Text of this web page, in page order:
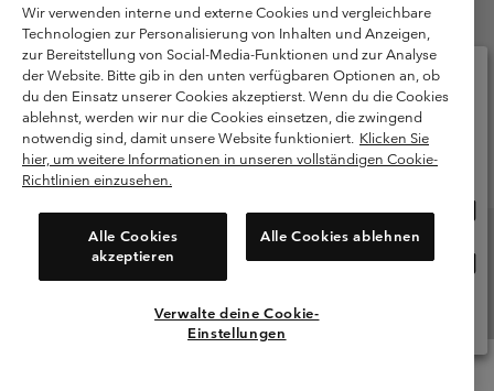
Nutzungsbedingungen Für Nutzergenerierte Inhalte
Impressum
Cookies
Public CBCR
Kundenservice: Mo- Fr. 9:00 - 13:00 & 14:00- 18:00 Uhr
(+)498912081004
Wir verwenden interne und externe Cookies und vergleichbare
Technologien zur Personalisierung von Inhalten und Anzeigen,
zur Bereitstellung von Social-Media-Funktionen und zur Analyse
der Website. Bitte gib in den unten verfügbaren Optionen an, ob
du den Einsatz unserer Cookies akzeptierst. Wenn du die Cookies
ablehnst, werden wir nur die Cookies einsetzen, die zwingend
notwendig sind, damit unsere Website funktioniert. Klicken Sie
hier, um weitere Informationen in unseren vollständigen Cookie-
Richtlinien einzusehen.
Alle Cookies
akzeptieren
Alle Cookies ablehnen
Verwalte deine Cookie-
Einstellungen
Bitte wählen Sie Ihr Lieferland und Ihre Sprache
Online-Einkauf verfügbar
Deutschland
Alle Länder Anzeigen